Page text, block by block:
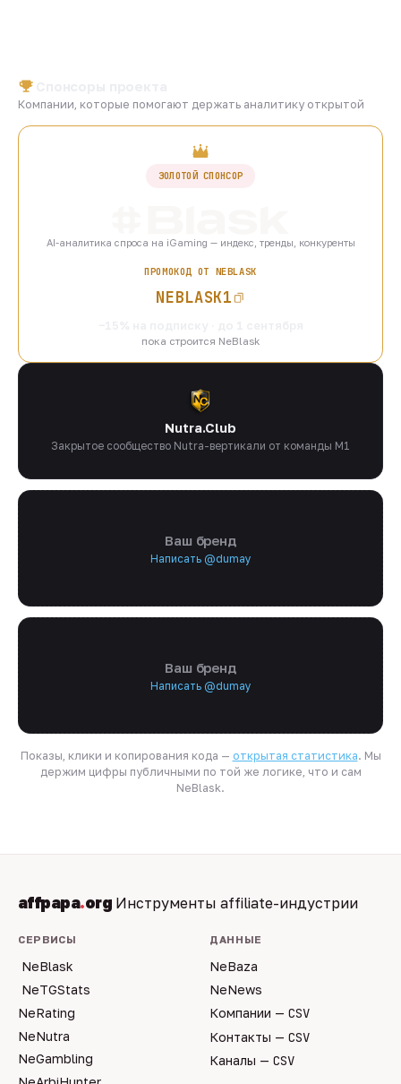
Компании, которые помогают держать аналитику открытой
ЗОЛОТОЙ СПОНСОР
AI-аналитика спроса на iGaming — индекс, тренды, конкуренты
ПРОМОКОД ОТ NEBLASK
NEBLASK1
пока строится NeBlask
Nutra.Club
Закрытое сообщество Nutra-вертикали от команды M1
Ваш бренд
Написать @dumay
Ваш бренд
Написать @dumay
Показы, клики и копирования кода — открытая статистика. Мы
держим цифры публичными по той же логике, что и сам
NeBlask.
affpapa.org Инструменты affiliate-индустрии
СЕРВИСЫ
NeBlask
NeTGStats
NeRating
NeNutra
NeGambling
ДАННЫЕ
NeBaza
NeNews
Компании — CSV
Контакты — CSV
Каналы — CSV